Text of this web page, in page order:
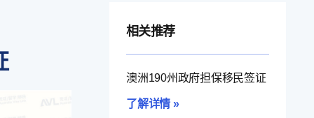
相关推荐
澳洲190州政府担保移民签证
了解详情 »